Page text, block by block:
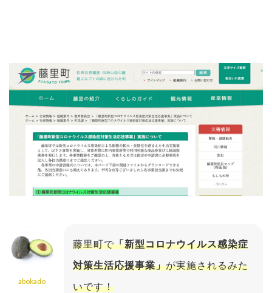
abokado
藤里町で「新型コロナウイルス感染症
対策生活応援事業」が実施されるみた
いです！